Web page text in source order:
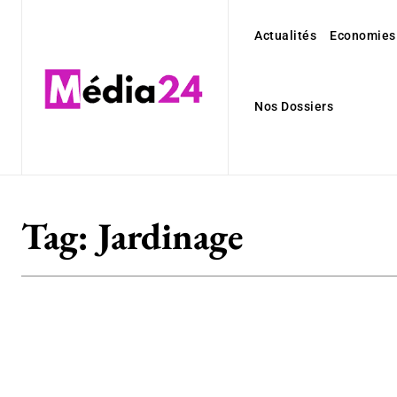
Actualités Economies
Nos Dossiers
Tag: Jardinage